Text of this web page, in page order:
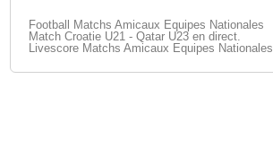
Football Matchs Amicaux Equipes Nationales
Match Croatie U21 - Qatar U23 en direct.
Livescore Matchs Amicaux Equipes Nationales